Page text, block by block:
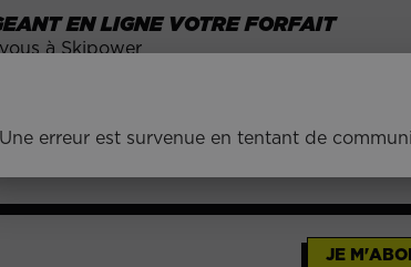
EN LIGNE VOTRE FORFAIT
à Skipower
d’un skipass compatible avec la station.
avez pas, les skipass Skipower sont compatibles
votre forfait en ligne sur votre skipass, et
JE
Une erreur est survenue en tentant de